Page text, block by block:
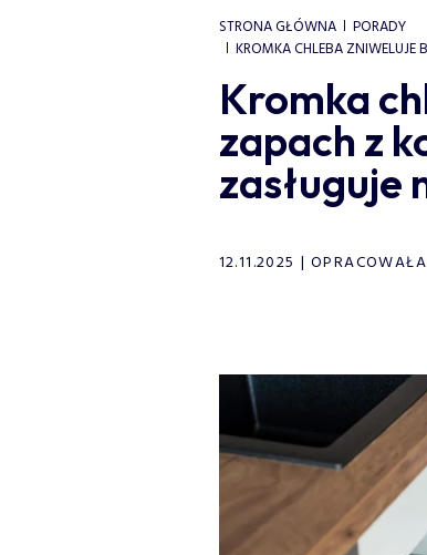
STRONA GŁÓWNA
PORADY
KROMKA CHLEBA ZNIWELUJE
Kromka
zapach z
zasługuje
12.11.2025